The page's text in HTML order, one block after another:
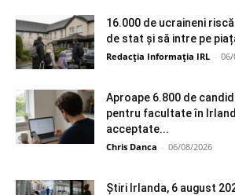
16.000 de ucraineni
de stat și să intre pe
Redacția Informația IRL - 06/
Aproape 6.800 de
pentru facultate în
acceptate...
Chris Danca - 06/08/2026
Știri Irlanda, 6 august